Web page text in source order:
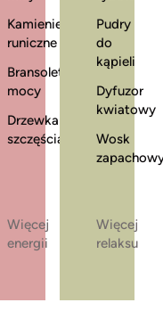
Kamienie
runiczne
Bransoletki
mocy
Drzewka
szczęścia
Więcej
energii
Pudry
do
kąpieli
Dyfuzor
kwiatowy
Wosk
Więcej
relaksu